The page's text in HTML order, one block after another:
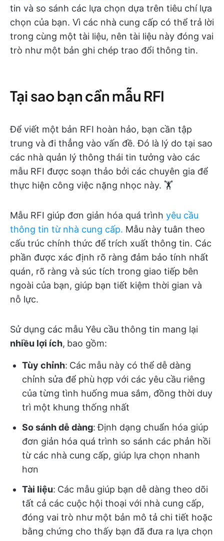
tin và so sánh các lựa chọn dựa trên tiêu chí lựa
chọn của bạn. Vì các nhà cung cấp có thể trả lời
trong cùng một tài liệu, nên tài liệu này đóng vai
trò như một bản ghi chép trao đổi thông tin.
Tại sao bạn cần mẫu RFI
Để viết một bản RFI hoàn hảo, bạn cần tập
trung và đi thẳng vào vấn đề. Đó là lý do tại sao
các nhà quản lý thông thái tin tưởng vào các
mẫu RFI được soạn thảo bởi các chuyên gia để
thực hiện công việc nặng nhọc này. 🏋️
Mẫu RFI giúp đơn giản hóa quá trình yêu cầu
thông tin từ nhà cung cấp. Mẫu này tuân theo
cấu trúc chính thức để trích xuất thông tin. Các
phần được xác định rõ ràng đảm bảo tính nhất
quán, rõ ràng và súc tích trong giao tiếp bên
ngoài của bạn, giúp bạn tiết kiệm thời gian và
nỗ lực.
Sử dụng các mẫu Yêu cầu thông tin mang lại
nhiều lợi ích, bao gồm:
Tùy chỉnh: Các mẫu này có thể dễ dàng
chỉnh sửa để phù hợp với các yêu cầu riêng
của từng tình huống mua sắm, đồng thời duy
trì một khung thống nhất
So sánh dễ dàng: Định dạng chuẩn hóa giúp
đơn giản hóa quá trình so sánh các phản hồi
từ các nhà cung cấp, giúp lựa chọn nhanh
hơn
Tài liệu: Các mẫu giúp bạn dễ dàng theo dõi
tất cả các cuộc hội thoại với nhà cung cấp,
đóng vai trò như một bản mô tả chi tiết hoặc
bằng chứng cho thấy bạn đã đưa ra lựa chọn